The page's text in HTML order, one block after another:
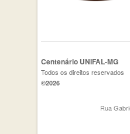
Centenário UNIFAL-MG
Todos os direitos reservados
©2026
Rua